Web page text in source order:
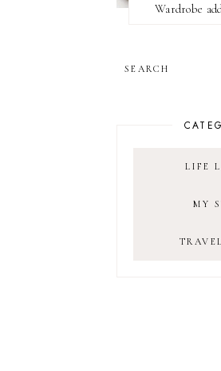
Wardrobe
LIFE
MY